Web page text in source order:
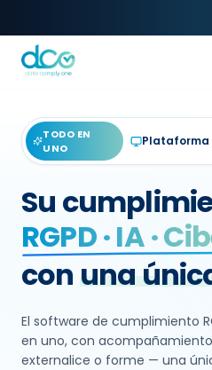
TODO EN
UNO
Plataforma
Su
RGPD · IA ·
con una
El software de cumplimiento
en uno, con
externalice o forme — una